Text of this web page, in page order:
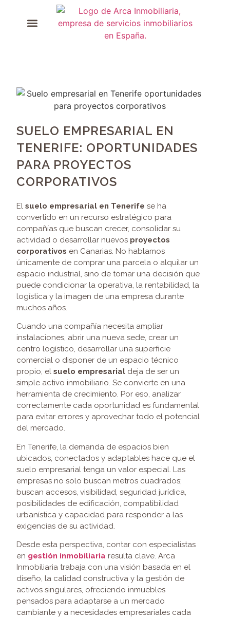
SUELO EMPRESARIAL EN
TENERIFE: OPORTUNIDADES
PARA PROYECTOS
CORPORATIVOS
El suelo empresarial en Tenerife se ha
convertido en un recurso estratégico para
compañías que buscan crecer, consolidar su
actividad o desarrollar nuevos proyectos
corporativos en Canarias. No hablamos
únicamente de comprar una parcela o alquilar un
espacio industrial, sino de tomar una decisión que
puede condicionar la operativa, la rentabilidad, la
logística y la imagen de una empresa durante
muchos años.
Cuando una compañía necesita ampliar
instalaciones, abrir una nueva sede, crear un
centro logístico, desarrollar una superficie
comercial o disponer de un espacio técnico
propio, el suelo empresarial deja de ser un
simple activo inmobiliario. Se convierte en una
herramienta de crecimiento. Por eso, analizar
correctamente cada oportunidad es fundamental
para evitar errores y aprovechar todo el potencial
del mercado.
En Tenerife, la demanda de espacios bien
ubicados, conectados y adaptables hace que el
suelo empresarial tenga un valor especial. Las
empresas no solo buscan metros cuadrados;
buscan accesos, visibilidad, seguridad jurídica,
posibilidades de edificación, compatibilidad
urbanística y capacidad para responder a las
exigencias de su actividad.
Desde esta perspectiva, contar con especialistas
en gestión inmobiliaria resulta clave. Arca
Inmobiliaria trabaja con una visión basada en el
diseño, la calidad constructiva y la gestión de
activos singulares, ofreciendo inmuebles
pensados para adaptarse a un mercado
cambiante y a necesidades empresariales cada